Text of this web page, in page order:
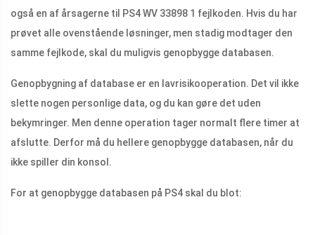
også en af ​​årsagerne til PS4 WV 33898 1 fejlkoden. Hvis du har
prøvet alle ovenstående løsninger, men stadig modtager den
samme fejlkode, skal du muligvis genopbygge databasen.
Genopbygning af database er en lavrisikooperation. Det vil ikke
slette nogen personlige data, og du kan gøre det uden
bekymringer. Men denne operation tager normalt flere timer at
afslutte. Derfor må du hellere genopbygge databasen, når du
ikke spiller din konsol.
For at genopbygge databasen på PS4 skal du blot: